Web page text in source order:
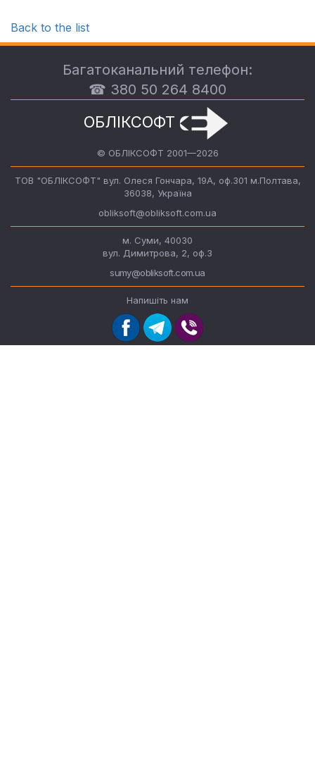
Back to the list
Багатоканальний телефон:
☎ 380 50 264 8400
ОБЛІКСОФТ
© ОБЛІКСОФТ 2001—2026
ТОВ "ОБЛІКСОФТ" вул. Олеся Гончара, 19А, оф.301 м.Полтава,
36038, Україна
obliksoft@obliksoft.com.ua
м. Суми, 40030
вул. Димитрова, 2, оф.3
sumy@obliksoft.com.ua
Напишіть нам